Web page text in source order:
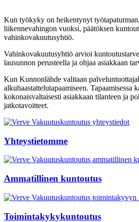
Kun työkyky on heikentynyt
liikennevahingon vuoksi, päätöksen
vahinkovakuutusyhtiö.
Vahinkovakuutusyhtiö arvioi
lausunnon perusteella ja ohjaa asiakkaan
Kun Kunnonlähde valitaan
alkuhaastattelutapaamiseen. Tapaamisessa
kokonaisvaltaisesti asiakkaan tilanteen ja
jatkotavoitteet.
Yhteystietomme
Ammatillinen kuntoutus
Toimintakykykuntoutus